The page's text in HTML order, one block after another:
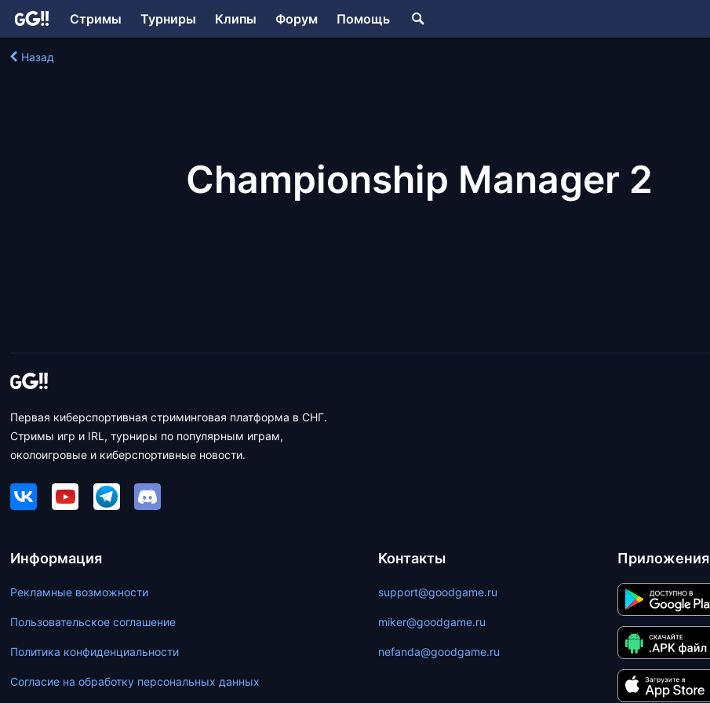
Стримы Турниры Клипы Форум Помощь
Назад
Championship Manager 2
Первая киберспортивная стриминговая платформа в СНГ.
Стримы игр и IRL, турниры по популярным играм,
околоигровые и киберспортивные новости.
Информация
Рекламные возможности
Пользовательское соглашение
Политика конфиденциальности
Согласие на обработку персональных данных
Контакты
support@goodgame.ru
miker@goodgame.ru
nefanda@goodgame.ru
Приложения